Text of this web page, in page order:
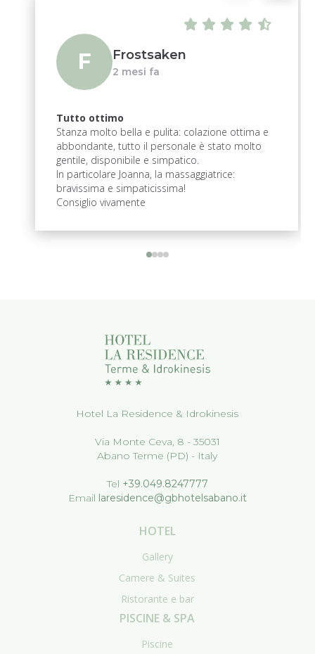
F Frostsaken
2 mesi fa
Tutto ottimo
Stanza molto bella e pulita: colazione ottima e
abbondante, tutto il personale è stato molto
gentile, disponibile e simpatico.
In particolare Joanna, la massaggiatrice:
bravissima e simpaticissima!
Consiglio vivamente
Hotel La Residence & Idrokinesis
Via Monte Ceva, 8 - 35031
Abano Terme (PD) - Italy
Tel +39.049.8247777
Email laresidence@gbhotelsabano.it
HOTEL
Gallery
Camere & Suites
Ristorante e bar
PISCINE & SPA
Piscine